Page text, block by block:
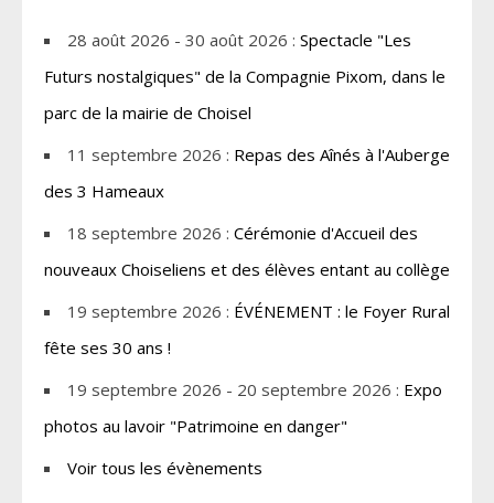
28 août 2026 - 30 août 2026 : Spectacle "Les
Futurs nostalgiques" de la Compagnie Pixom, dans le
parc de la mairie de Choisel
11 septembre 2026 : Repas des Aînés à l'Auberge
des 3 Hameaux
18 septembre 2026 : Cérémonie d'Accueil des
nouveaux Choiseliens et des élèves entant au collège
19 septembre 2026 : ÉVÉNEMENT : le Foyer Rural
fête ses 30 ans !
19 septembre 2026 - 20 septembre 2026 : Expo
photos au lavoir "Patrimoine en danger"
Voir tous les évènements